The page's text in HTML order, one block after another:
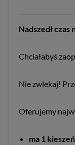
Nadszedł czas
Chciałabyś
Nie zwlekaj!
Oferujemy
ma 1